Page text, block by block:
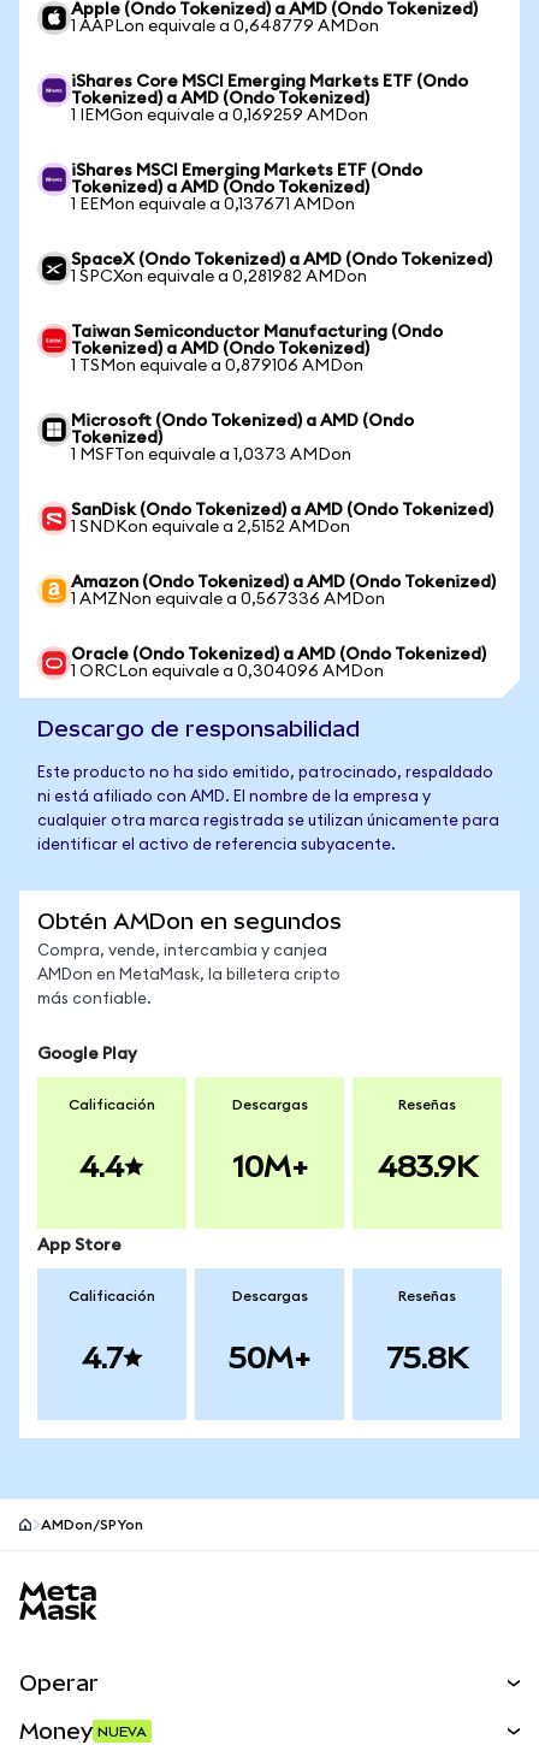
Apple (Ondo Tokenized) a AMD (Ondo Tokenized)
1 AAPLon equivale a 0,648779 AMDon
iShares Core MSCI Emerging Markets ETF (Ondo
Tokenized) a AMD (Ondo Tokenized)
1 IEMGon equivale a 0,169259 AMDon
iShares MSCI Emerging Markets ETF (Ondo
Tokenized) a AMD (Ondo Tokenized)
1 EEMon equivale a 0,137671 AMDon
SpaceX (Ondo Tokenized) a AMD (Ondo Tokenized)
1 SPCXon equivale a 0,281982 AMDon
Taiwan Semiconductor Manufacturing (Ondo
Tokenized) a AMD (Ondo Tokenized)
1 TSMon equivale a 0,879106 AMDon
Microsoft (Ondo Tokenized) a AMD (Ondo
Tokenized)
1 MSFTon equivale a 1,0373 AMDon
SanDisk (Ondo Tokenized) a AMD (Ondo Tokenized)
1 SNDKon equivale a 2,5152 AMDon
Amazon (Ondo Tokenized) a AMD (Ondo Tokenized)
1 AMZNon equivale a 0,567336 AMDon
Oracle (Ondo Tokenized) a AMD (Ondo Tokenized)
1 ORCLon equivale a 0,304096 AMDon
Descargo de responsabilidad
Este producto no ha sido emitido, patrocinado, respaldado
ni está afiliado con AMD. El nombre de la empresa y
cualquier otra marca registrada se utilizan únicamente para
identificar el activo de referencia subyacente.
Obtén AMDon en segundos
Compra, vende, intercambia y canjea
AMDon en MetaMask, la billetera cripto
más confiable.
Google Play
Calificación
4.4
Descargas
10M+
Reseñas
483.9K
App Store
Calificación
4.7
Descargas
50M+
Reseñas
75.8K
AMDon/SPYon
Operar
Money NUEVA